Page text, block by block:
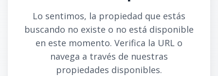
Lo sentimos, la propiedad que estás
buscando no existe o no está disponible
en este momento. Verifica la URL o
navega a través de nuestras
propiedades disponibles.